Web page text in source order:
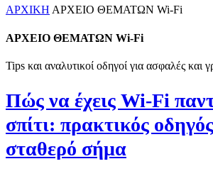
ΑΡΧΙΚΗ ΑΡΧΕΙΟ ΘΕΜΑΤΩΝ Wi-Fi
ΑΡΧΕΙΟ ΘΕΜΑΤΩΝ Wi-Fi
Tips και αναλυτικοί οδηγοί για ασφαλές και
Πώς να έχεις Wi-Fi
σπίτι: πρακτικός
σταθερό σήμα